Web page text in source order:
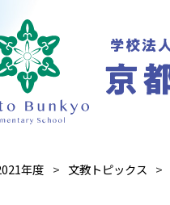
年度 文教トピックス